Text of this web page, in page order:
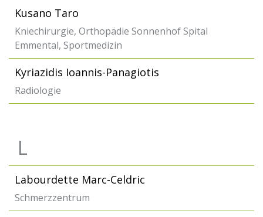
Kusano Taro
Kniechirurgie, Orthopädie Sonnenhof Spital
Emmental, Sportmedizin
Kyriazidis Ioannis-Panagiotis
Radiologie
L
Labourdette Marc-Celdric
Schmerzzentrum